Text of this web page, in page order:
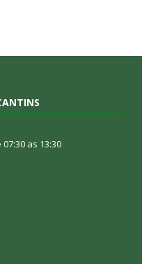
as 13:30